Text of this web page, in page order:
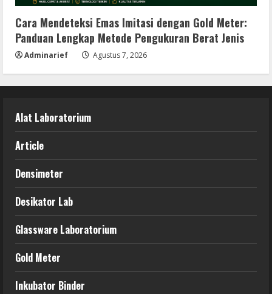
Cara Mendeteksi Emas Imitasi dengan Gold Meter:
Panduan Lengkap Metode Pengukuran Berat Jenis
Adminarief Agustus 7, 2026
Alat Laboratorium
Article
Densimeter
Desikator Lab
Glassware Laboratorium
Gold Meter
Inkubator Binder